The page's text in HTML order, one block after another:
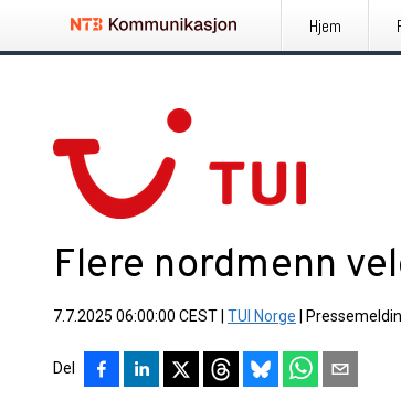
Hjem
Flere nordmenn
7.7.2025 06:00:00 CEST TUI Norge
Del